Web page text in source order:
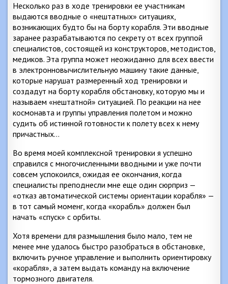
Несколько раз в ходе тренировки ее участникам
выдаются вводные о «нештатных» ситуациях,
возникающих будто бы на борту корабля. Эти вводные
заранее разрабатываются по секрету от всех группой
специалистов, состоящей из конструкторов, методистов,
медиков. Эта группа может неожиданно для всех ввести
в электронновычислительную машину такие данные,
которые нарушат размеренный ход тренировки и
создадут на борту корабля обстановку, которую мы и
называем «нештатной» ситуацией. По реакции на нее
космонавта и группы управления полетом и можно
судить об истинной готовности к полету всех к нему
причастных…
Во время моей комплексной тренировки я успешно
справился с многочисленными вводными и уже почти
совсем успокоился, ожидая ее окончания, когда
специалисты преподнесли мне еще один сюрприз —
«отказ автоматической системы ориентации корабля» —
в тот самый моменг, когда «корабль» должен был
начать «спуск» с орбиты.
Хотя времени для размышления было мало, тем не
менее мне удалось быстро разобраться в обстановке,
включить ручное управление и выполнить ориентировку
«корабля», а затем выдать команду на включение
тормозного двигателя.